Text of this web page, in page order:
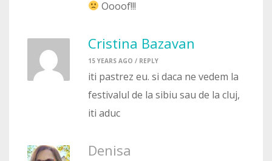
Oooof!!!
Cristina Bazavan
15 YEARS AGO / REPLY
iti pastrez eu. si daca ne vedem la
festivalul de la sibiu sau de la cluj,
iti aduc
Denisa